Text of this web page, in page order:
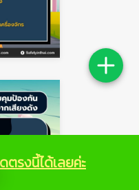
ตรงนี้ได้เลยค่ะ